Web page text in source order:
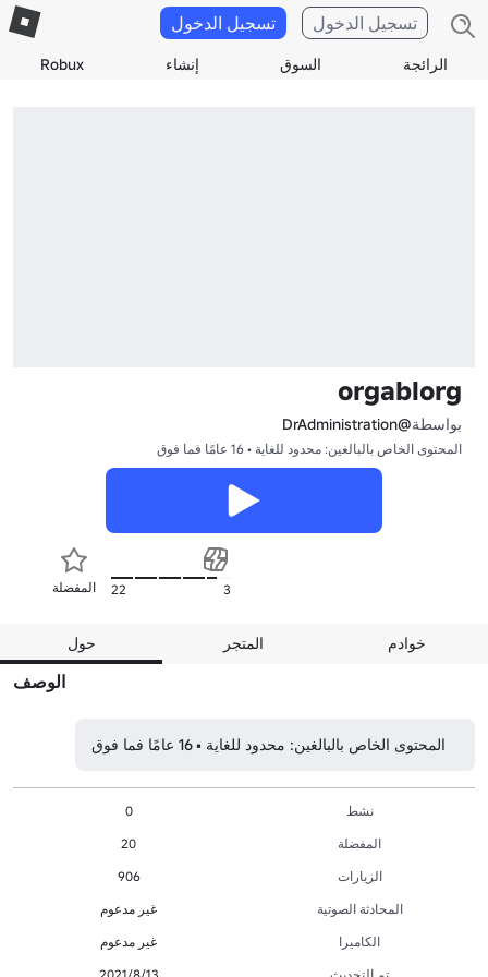
الرائجة السوق إنشاء Robux
تسجيل الدخول تسجيل الدخول
orgablorg
بواسطة@DrAdministration
المحتوى الخاص بالبالغين: محدود للغاية • 16 عامًا فما فوق
المفضلة 22 3
حول المتجر خوادم
الوصف
المحتوى الخاص بالبالغين: محدود للغاية • 16 عامًا فما فوق
نشط
0
المفضلة
20
الزيارات
906
المحادثة الصوتية
غير مدعوم
الكاميرا
غير مدعوم
تم التحديث
13‏/8‏/2021